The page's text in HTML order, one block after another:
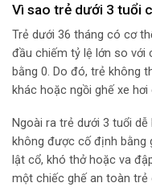
Vì sao trẻ dưới 3 tuổi
Trẻ dưới 36 tháng có cơ
đầu chiếm tỷ lệ lớn so với
bằng 0. Do đó, trẻ không
khác hoặc ngồi ghế xe hơi
Ngoài ra trẻ dưới 3 tuổi
không được cố định bằng
lật cổ, khó thở hoặc va
một chiếc ghế an toàn